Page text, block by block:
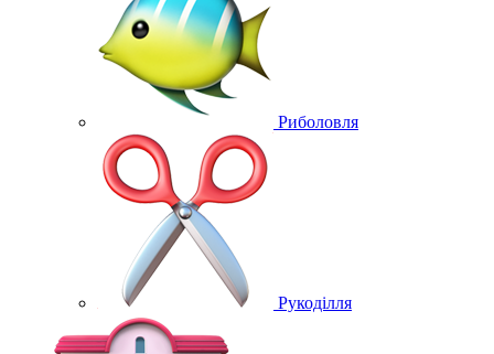
Риболовля
Рукоділля